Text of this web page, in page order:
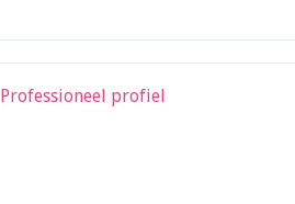
Professioneel profiel